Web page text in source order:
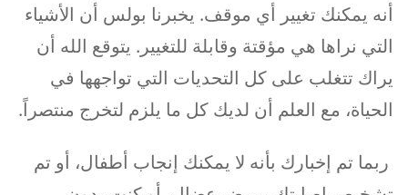
أنه يمكنك تغيير أي موقف. يخبرنا بولس أن الأشياء
التي نراها هي مؤقتة وقابلة للتغيير. يتوقع الله أن
يراك تتغلب على كل التحديات التي تواجهها في
الحياة، مع العلم أن لديك كل ما يلزم لتخرج منتصراً.
ربما تم إخبارك بأنه لا يمكنك إنجاب أطفال، أو تم